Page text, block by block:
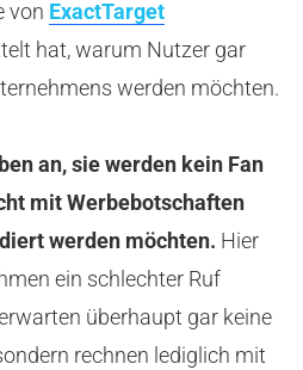
von ExactTarget
hat, warum Nutzer gar
werden möchten.
an, sie werden kein Fan
mit Werbebotschaften
werden möchten. Hier
ein schlechter Ruf
überhaupt gar keine
rechnen lediglich mit